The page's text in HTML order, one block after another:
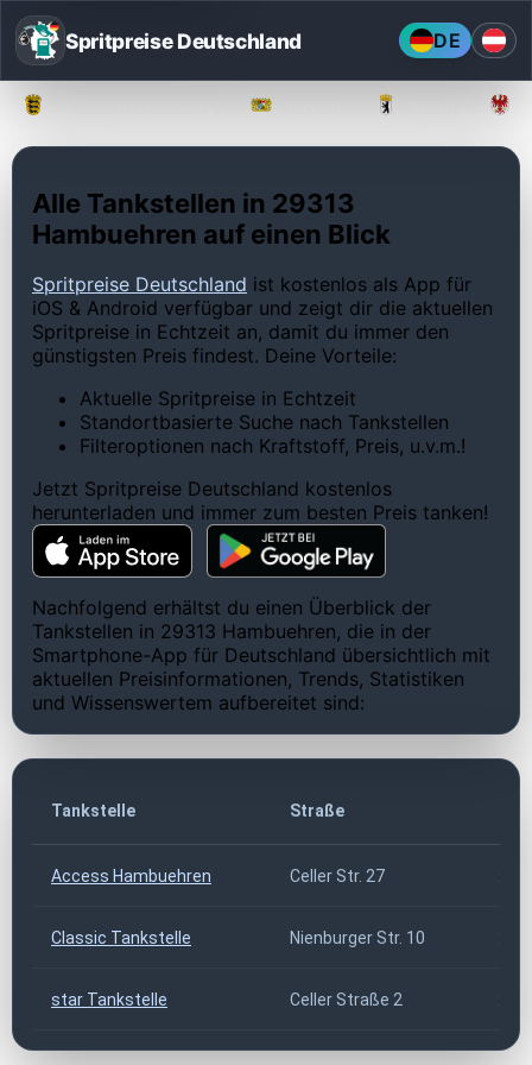
Spritpreise Deutschland DE
Alle Tankstellen in 29313
Hambuehren auf einen Blick
Spritpreise Deutschland ist kostenlos als App für
iOS & Android verfügbar und zeigt dir die aktuellen
Spritpreise in Echtzeit an, damit du immer den
günstigsten Preis findest. Deine Vorteile:
Aktuelle Spritpreise in Echtzeit
Standortbasierte Suche nach Tankstellen
Filteroptionen nach Kraftstoff, Preis, u.v.m.!
Jetzt Spritpreise Deutschland kostenlos
herunterladen und immer zum besten Preis tanken!
Nachfolgend erhältst du einen Überblick der
Tankstellen in 29313 Hambuehren, die in der
Smartphone-App für Deutschland übersichtlich mit
aktuellen Preisinformationen, Trends, Statistiken
und Wissenswertem aufbereitet sind:
Tankstelle Straße
Access Hambuehren Celler Str. 27
Classic Tankstelle Nienburger Str. 10
star Tankstelle Celler Straße 2